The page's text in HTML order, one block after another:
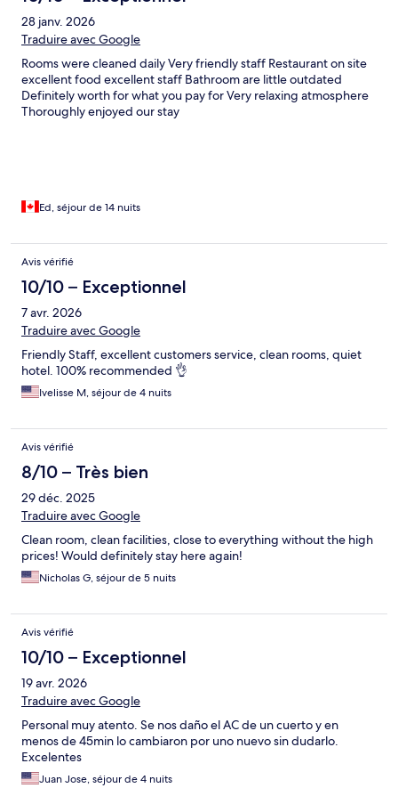
28 janv. 2026
Traduire avec Google
Rooms were cleaned daily Very friendly staff Restaurant on site
excellent food excellent staff Bathroom are little outdated
Definitely worth for what you pay for Very relaxing atmosphere
Thoroughly enjoyed our stay
Ed, séjour de 14 nuits
Avis vérifié
10/10 – Exceptionnel
7 avr. 2026
Traduire avec Google
Friendly Staff, excellent customers service, clean rooms, quiet
hotel. 100% recommended 👌
Ivelisse M, séjour de 4 nuits
Avis vérifié
8/10 – Très bien
29 déc. 2025
Traduire avec Google
Clean room, clean facilities, close to everything without the high
prices! Would definitely stay here again!
Nicholas G, séjour de 5 nuits
Avis vérifié
10/10 – Exceptionnel
19 avr. 2026
Traduire avec Google
Personal muy atento. Se nos daño el AC de un cuerto y en
menos de 45min lo cambiaron por uno nuevo sin dudarlo.
Excelentes
Juan Jose, séjour de 4 nuits